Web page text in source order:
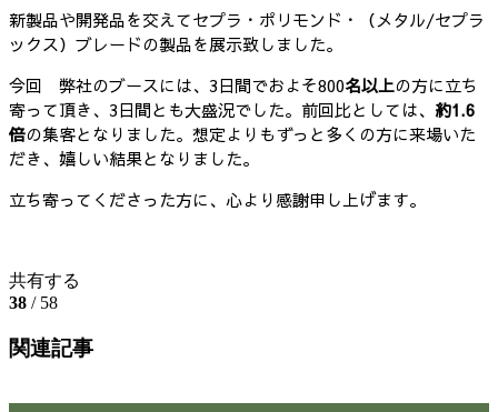
新製品や開発品を交えてセプラ・ポリモンド・（メタル/セプラ
ックス）ブレードの製品を展示致しました。
今回 弊社のブースには、3日間でおよそ800名以上の方に立ち
寄って頂き、3日間とも大盛況でした。前回比としては、 約1.6
倍の集客となりました。想定よりもずっと多くの方に来場いた
だき、嬉しい結果となりました。
立ち寄ってくださった方に、心より感謝申し上げます。
共有する
38 / 58
関連記事